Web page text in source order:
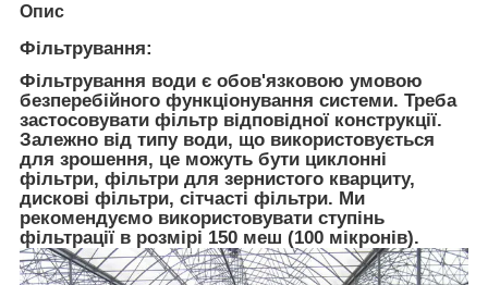
Опис
Фільтрування:
Фільтрування води є обов'язковою умовою
безперебійного функціонування системи. Треба
застосовувати фільтр відповідної конструкції.
Залежно від типу води, що використовується
для зрошення, це можуть бути циклонні
фільтри, фільтри для зернистого кварциту,
дискові фільтри, сітчасті фільтри. Ми
рекомендуємо використовувати ступінь
фільтрації в розмірі 150 меш (100 мікронів).